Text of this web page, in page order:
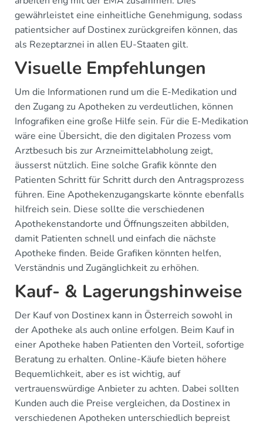
gewährleistet eine einheitliche Genehmigung, sodass
patientsicher auf Dostinex zurückgreifen können, das
als Rezeptarznei in allen EU-Staaten gilt.
Visuelle Empfehlungen
Um die Informationen rund um die E-Medikation und
den Zugang zu Apotheken zu verdeutlichen, können
Infografiken eine große Hilfe sein. Für die E-Medikation
wäre eine Übersicht, die den digitalen Prozess vom
Arztbesuch bis zur Arzneimittelabholung zeigt,
äusserst nützlich. Eine solche Grafik könnte den
Patienten Schritt für Schritt durch den Antragsprozess
führen. Eine Apothekenzugangskarte könnte ebenfalls
hilfreich sein. Diese sollte die verschiedenen
Apothekenstandorte und Öffnungszeiten abbilden,
damit Patienten schnell und einfach die nächste
Apotheke finden. Beide Grafiken könnten helfen,
Verständnis und Zugänglichkeit zu erhöhen.
Kauf- & Lagerungshinweise
Der Kauf von Dostinex kann in Österreich sowohl in
der Apotheke als auch online erfolgen. Beim Kauf in
einer Apotheke haben Patienten den Vorteil, sofortige
Beratung zu erhalten. Online-Käufe bieten höhere
Bequemlichkeit, aber es ist wichtig, auf
vertrauenswürdige Anbieter zu achten. Dabei sollten
Kunden auch die Preise vergleichen, da Dostinex in
verschiedenen Apotheken unterschiedlich bepreist